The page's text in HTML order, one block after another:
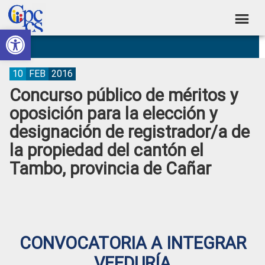
Abrir barra de herramientas
Skip
to
primary
navigation
Skip
to
main
content
Skip
to
primary
sidebar
Skip
to
footer
Consejo
de
Participación
Ciudadana
Control
Social
Construyendo
Poder
Ciudadano
Concurso público de méritos y
oposición para la elección y
designación de registrador/a de
la propiedad del cantón el
Tambo, provincia de Cañar
10 FEB 2016
CONVOCATORIA A INTEGRAR